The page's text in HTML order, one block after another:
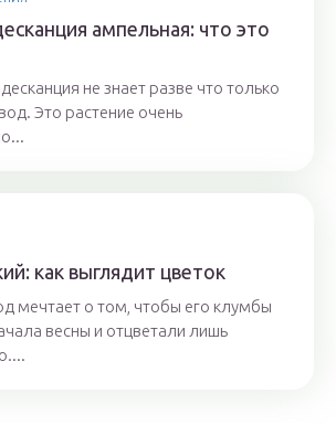
ампельная: что это
не знает разве что только
Это растение очень
как выглядит цветок
мечтает о том, чтобы его клумбы
весны и отцветали лишь